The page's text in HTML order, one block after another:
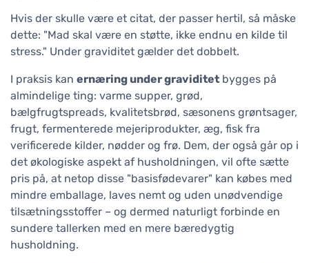
Hvis der skulle være et citat, der passer hertil, så måske
dette: "Mad skal være en støtte, ikke endnu en kilde til
stress." Under graviditet gælder det dobbelt.
I praksis kan ernæring under graviditet bygges på
almindelige ting: varme supper, grød,
bælgfrugtspreads, kvalitetsbrød, sæsonens grøntsager,
frugt, fermenterede mejeriprodukter, æg, fisk fra
verificerede kilder, nødder og frø. Dem, der også går op i
det økologiske aspekt af husholdningen, vil ofte sætte
pris på, at netop disse "basisfødevarer" kan købes med
mindre emballage, laves nemt og uden unødvendige
tilsætningsstoffer – og dermed naturligt forbinde en
sundere tallerken med en mere bæredygtig
husholdning.